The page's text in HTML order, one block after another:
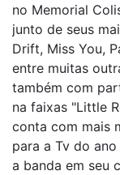
no Memorial
junto de seus
Drift, Miss You,
entre muitas
também com
na faixas "Little
conta com mais
para a Tv do
a banda em seu